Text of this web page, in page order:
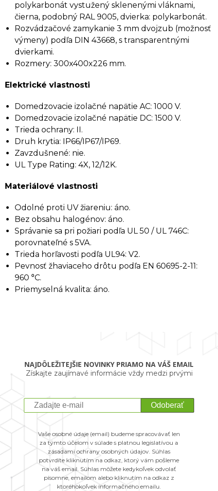
polykarbonát vystužený sklenenými vláknami,
čierna, podobný RAL 9005, dvierka: polykarbonát.
Rozvádzačové zamykanie 3 mm dvojzub (možnosť
výmeny) podľa DIN 43668, s transparentnými
dvierkami.
Rozmery: 300x400x226 mm.
Elektrické vlastnosti
Domedzovacie izolačné napätie AC: 1000 V.
Domedzovacie izolačné napätie DC: 1500 V.
Trieda ochrany: II.
Druh krytia: IP66/IP67/IP69.
Zavzdušnené: nie.
UL Type Rating: 4X, 12/12K.
Materiálové vlastnosti
Odolné proti UV žiareniu: áno.
Bez obsahu halogénov: áno.
Správanie sa pri požiari podľa UL 50 / UL 746C:
porovnateľné s 5VA.
Trieda horľavosti podľa UL94: V2.
Pevnosť žhaviaceho drôtu podľa EN 60695-2-11:
960 °C.
Priemyselná kvalita: áno.
NAJDÔLEŽITEJŠIE NOVINKY PRIAMO NA VÁŠ EMAIL
Získajte zaujímavé informácie vždy medzi prvými
Odoberať
Vaše osobné údaje (email) budeme spracovávať len
za týmto účelom v súlade s platnou legislatívou a
zásadami ochrany osobných údajov. Súhlas
potvrdíte kliknutím na odkaz, ktorý vám pošleme
na váš email. Súhlas môžete kedykoľvek odvolať
písomne, emailom alebo kliknutím na odkaz z
ktoréhokoľvek informačného emailu.